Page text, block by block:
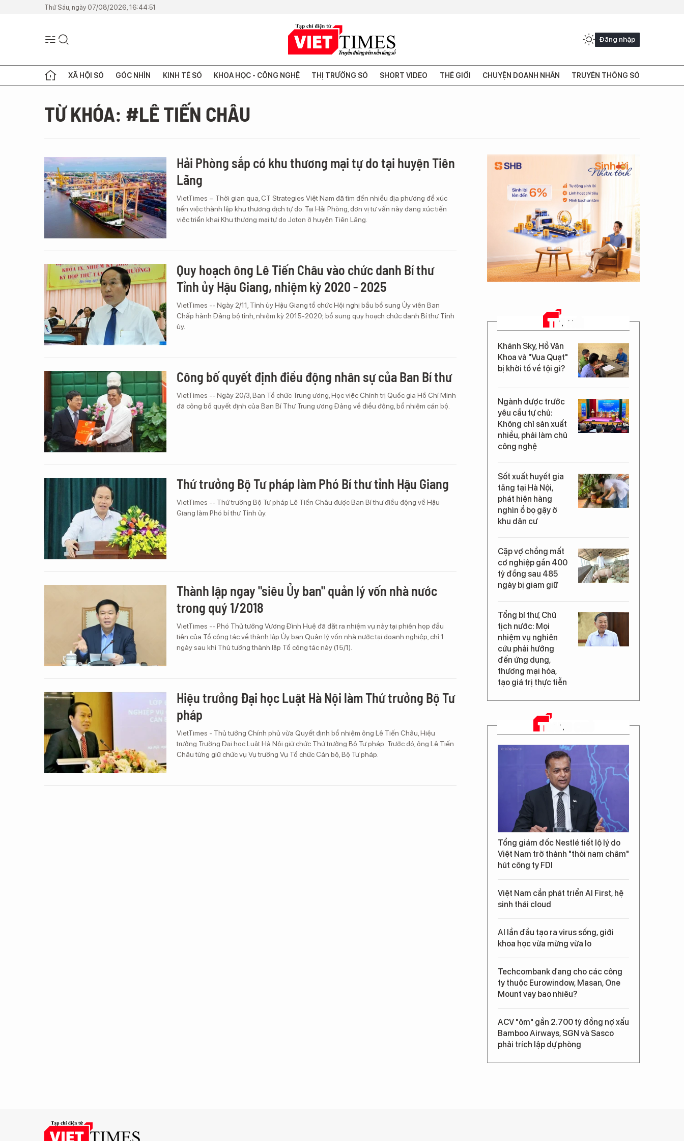
Thứ Sáu, ngày 07/08/2026, 16:44:51
Đăng nhập
XÃ HỘI SỐ GÓC NHÌN KINH TẾ SỐ KHOA HỌC - CÔNG NGHỆ THỊ TRƯỜNG SỐ SHORT VIDEO THẾ GIỚI CHUYỆN DOANH NHÂN TRUYỀN THÔNG SỐ
TỪ KHÓA: #LÊ TIẾN CHÂU
Hải Phòng sắp có khu thương mại tự do tại huyện Tiên
Lãng
VietTimes – Thời gian qua, CT Strategies Việt Nam đã tìm đến nhiều địa phương để xúc
tiến việc thành lập khu thương dịch tự do. Tại Hải Phòng, đơn vị tư vấn này đang xúc tiến
việc triển khai Khu thương mại tự do Joton ở huyện Tiên Lãng.
Quy hoạch ông Lê Tiến Châu vào chức danh Bí thư
Tỉnh ủy Hậu Giang, nhiệm kỳ 2020 - 2025
VietTimes -- Ngày 2/11, Tỉnh ủy Hậu Giang tổ chức Hội nghị bầu bổ sung Ủy viên Ban
Chấp hành Đảng bộ tỉnh, nhiệm kỳ 2015-2020; bổ sung quy hoạch chức danh Bí thư Tỉnh
ủy.
Công bố quyết định điều động nhân sự của Ban Bí thư
VietTimes -- Ngày 20/3, Ban Tổ chức Trung ương, Học việc Chính trị Quốc gia Hồ Chí Minh
đã công bố quyết định của Ban Bí Thư Trung ương Đảng về điều động, bổ nhiệm cán bộ.
Thứ trưởng Bộ Tư pháp làm Phó Bí thư tỉnh Hậu Giang
VietTimes -- Thứ trưởng Bộ Tư pháp Lê Tiến Châu được Ban Bí thư điều động về Hậu
Giang làm Phó bí thư Tỉnh ủy.
Thành lập ngay "siêu Ủy ban" quản lý vốn nhà nước
trong quý 1/2018
VietTimes -- Phó Thủ tướng Vương Đình Huệ đã đặt ra nhiệm vụ này tại phiên họp đầu
tiên của Tổ công tác về thành lập Ủy ban Quản lý vốn nhà nước tại doanh nghiệp, chỉ 1
ngày sau khi Thủ tướng thành lập Tổ công tác này (15/1).
Hiệu trưởng Đại học Luật Hà Nội làm Thứ trưởng Bộ Tư
pháp
VietTimes - Thủ tướng Chính phủ vừa Quyết định bổ nhiệm ông Lê Tiến Châu, Hiệu
trưởng Trường Đại học Luật Hà Nội giữ chức Thứ trưởng Bộ Tư pháp. Trước đó, ông Lê Tiến
Châu từng giữ chức vụ Vụ trưởng Vụ Tổ chức Cán bộ, Bộ Tư pháp.
TIN MỚI
Khánh Sky, Hồ Văn
Khoa và "Vua Quạt"
bị khởi tố về tội gì?
Ngành dược trước
yêu cầu tự chủ:
Không chỉ sản xuất
nhiều, phải làm chủ
công nghệ
Sốt xuất huyết gia
tăng tại Hà Nội,
phát hiện hàng
nghìn ổ bọ gậy ở
khu dân cư
Cặp vợ chồng mất
cơ nghiệp gần 400
tỷ đồng sau 485
ngày bị giam giữ
Tổng bí thư, Chủ
tịch nước: Mọi
nhiệm vụ nghiên
cứu phải hướng
đến ứng dụng,
thương mại hóa,
tạo giá trị thực tiễn
TRANG CHỦ
Tổng giám đốc Nestlé tiết lộ lý do
Việt Nam trở thành "thỏi nam châm"
hút công ty FDI
Việt Nam cần phát triển AI First, hệ
sinh thái cloud
AI lần đầu tạo ra virus sống, giới
khoa học vừa mừng vừa lo
Techcombank đang cho các công
ty thuộc Eurowindow, Masan, One
Mount vay bao nhiêu?
ACV "ôm" gần 2.700 tỷ đồng nợ xấu
Bamboo Airways, SGN và Sasco
phải trích lập dự phòng